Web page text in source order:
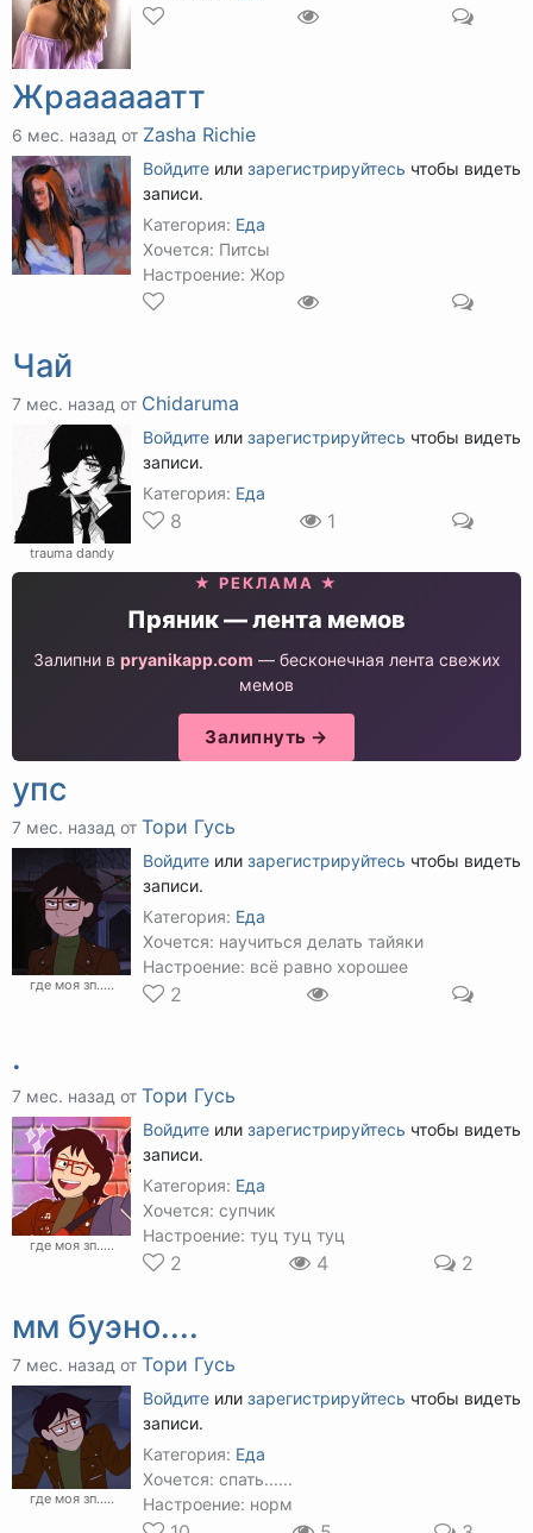
Жраааааатт
6 мес. назад от Zasha Richie
Войдите или зарегистрируйтесь чтобы видеть
записи.
Категория: Еда
Хочется: Питсы
Настроение: Жор
Чай
7 мес. назад от Chidaruma
trauma dandy
Войдите или зарегистрируйтесь чтобы видеть
записи.
Категория: Еда
8 1
★ РЕКЛАМА ★
Пряник — лента мемов
Залипни в pryanikapp.com — бесконечная лента свежих
мемов
Залипнуть →
упс
7 мес. назад от Тори Гусь
где моя зп.....
Войдите или зарегистрируйтесь чтобы видеть
записи.
Категория: Еда
Хочется: научиться делать тайяки
Настроение: всё равно хорошее
2
.
7 мес. назад от Тори Гусь
где моя зп.....
Войдите или зарегистрируйтесь чтобы видеть
записи.
Категория: Еда
Хочется: супчик
Настроение: туц туц туц
2 4 2
мм буэно....
7 мес. назад от Тори Гусь
где моя зп.....
Войдите или зарегистрируйтесь чтобы видеть
записи.
Категория: Еда
Хочется: спать......
Настроение: норм